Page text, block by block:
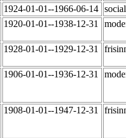
1924-01-01--1966-06-14
1920-01-01--1938-12-31
1928-01-01--1929-12-31
1906-01-01--1936-12-31
1908-01-01--1947-12-31